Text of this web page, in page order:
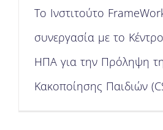
Το Ινστιτούτο
συνεργασία με το
ΗΠΑ για την Πρόληψη
Κακοποίησης Παιδιών